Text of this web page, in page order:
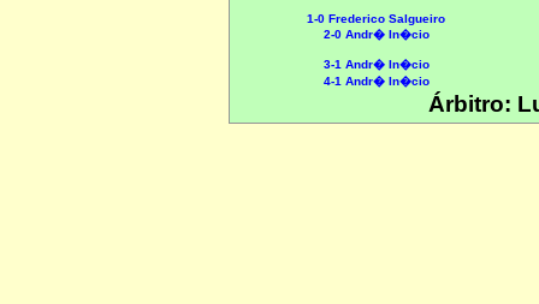
1-0 Frederico Salgueiro
2-0 Andr� In�cio
3-1 Andr� In�cio
4-1 Andr� In�cio
Árbitro: